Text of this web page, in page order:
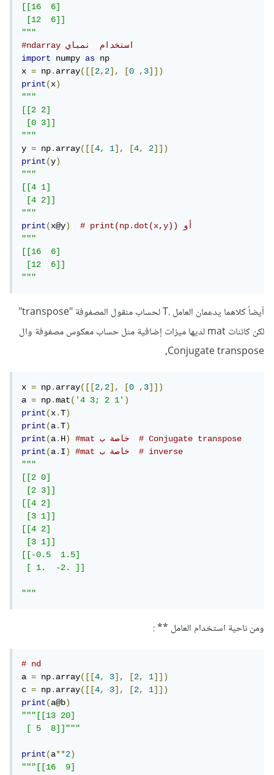
[[16  6]
"""
import
numpy as np
x = np.array([[2,2], [0 ,3]])
print(x)
"""
[[2 2]
"""
y = np.array([[4, 1], [4, 2]])
print(y)
"""
[[4 1]
"""
print(x@y)
# print(np.dot(x,y)) أو
"""
[[16  6]
"""
أيضاً كلاهما يدعمان العامل .T لحساب منقول المصفوفة "transpose"
لكن كائنات mat لديها ميزات إضافية مثل حساب معكوس مصفوفة وال
Conjugate transpose,
x = np.array([[2,2], [0 ,3]])
a = np.mat('4 3; 2 1')
print(x.T)
print(a.T)
print(a.H)
#mat خاصة ب  # Conjugate transpose
print(a.I)
#mat خاصة ب  # inverse
"""
[[2 0]
[[4 2]
[[4 2]
[[-0.5  1.5]
"""
ومن ناحية استخدام العامل ** :
# nd
a = np.array([[4, 3], [2, 1]])
c = np.array([[4, 3], [2, 1]])
print(a@b)
"""[[13 20]
[ 5  8]]"""
print(a**2)
"""[[16  9]